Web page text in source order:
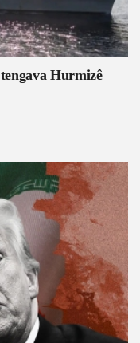
Hurmizê